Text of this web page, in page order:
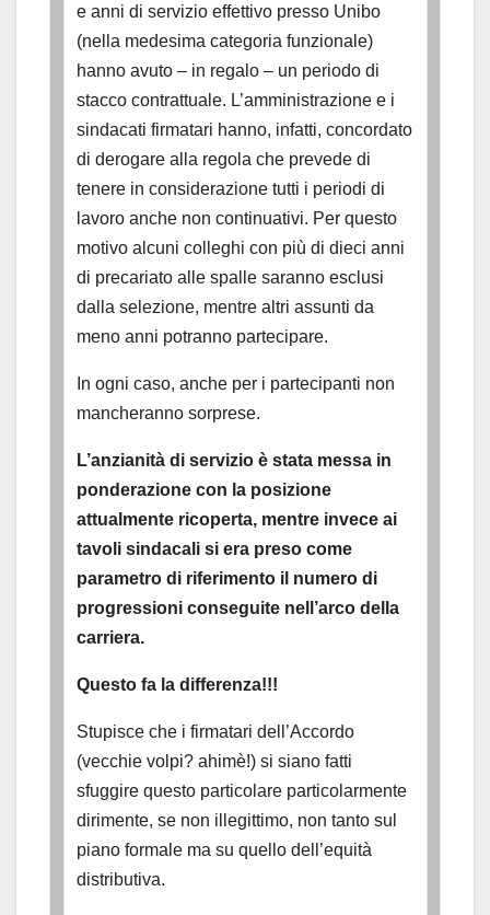
e anni di servizio effettivo presso Unibo
(nella medesima categoria funzionale)
hanno avuto – in regalo – un periodo di
stacco contrattuale. L’amministrazione e i
sindacati firmatari hanno, infatti, concordato
di derogare alla regola che prevede di
tenere in considerazione tutti i periodi di
lavoro anche non continuativi. Per questo
motivo alcuni colleghi con più di dieci anni
di precariato alle spalle saranno esclusi
dalla selezione, mentre altri assunti da
meno anni potranno partecipare.
In ogni caso, anche per i partecipanti non
mancheranno sorprese.
L’anzianità di servizio è stata messa in
ponderazione con la posizione
attualmente ricoperta, mentre invece ai
tavoli sindacali si era preso come
parametro di riferimento il numero di
progressioni conseguite nell’arco della
carriera.
Questo fa la differenza!!!
Stupisce che i firmatari dell’Accordo
(vecchie volpi? ahimè!) si siano fatti
sfuggire questo particolare particolarmente
dirimente, se non illegittimo, non tanto sul
piano formale ma su quello dell’equità
distributiva.